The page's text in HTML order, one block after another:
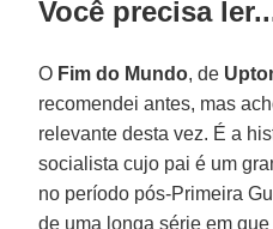
Você precisa
O Fim do Mundo, de
recomendei antes, mas
relevante desta vez. É a
socialista cujo pai é um
no período pós-Primeira
de uma longa série em